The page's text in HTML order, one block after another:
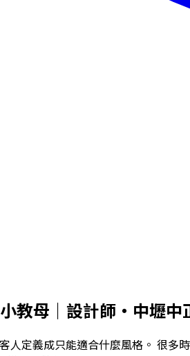
教母 ｜ 設計師 ・ 中壢中
人定義成只能適合什麼風格。 很多